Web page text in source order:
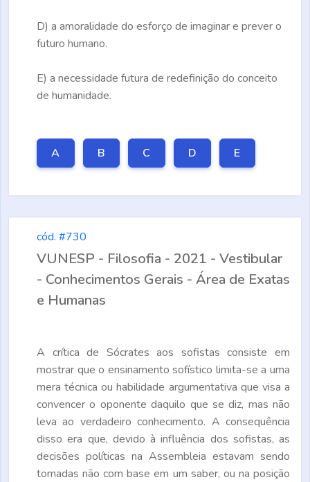
D) a amoralidade do esforço de imaginar e prever o
futuro humano.
E) a necessidade futura de redefinição do conceito
de humanidade.
A B C D E
cód. #730
VUNESP - Filosofia - 2021 - Vestibular
- Conhecimentos Gerais - Área de Exatas
e Humanas
A crítica de Sócrates aos sofistas consiste em
mostrar que o ensinamento sofístico limita-se a uma
mera técnica ou habilidade argumentativa que visa a
convencer o oponente daquilo que se diz, mas não
leva ao verdadeiro conhecimento. A consequência
disso era que, devido à influência dos sofistas, as
decisões políticas na Assembleia estavam sendo
tomadas não com base em um saber, ou na posição